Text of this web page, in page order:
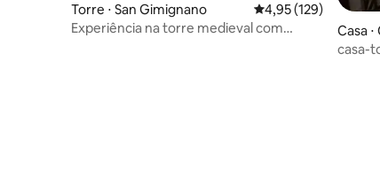
Torre ⋅ San Gimignano 4,95 de uma
4,95 (129)
Experiência na torre medieval com
Casa
casa-